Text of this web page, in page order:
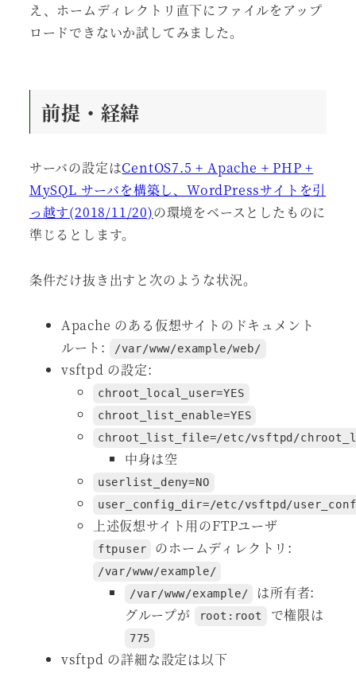
え、ホームディレクトリ直下にファイルをアップ
ロードできないか試してみました。
前提・経緯
サーバの設定はCentOS7.5 + Apache + PHP +
MySQL サーバを構築し、WordPressサイトを引
っ越す(2018/11/20)の環境をベースとしたものに
準じるとします。
条件だけ抜き出すと次のような状況。
Apache のある仮想サイトのドキュメント
ルート:
/var/www/example/web/
vsftpd の設定:
chroot_local_user=YES
chroot_list_enable=YES
chroot_list_file=/etc/vsftpd/
中身は空
userlist_deny=NO
user_config_dir=/etc/vsftpd/user_conf
上述仮想サイト用のFTPユーザ
ftpuser のホームディレクトリ:
/var/www/example/
/var/www/example/
は所有者:
グループが
root:root で権限は
775
vsftpd の詳細な設定は以下